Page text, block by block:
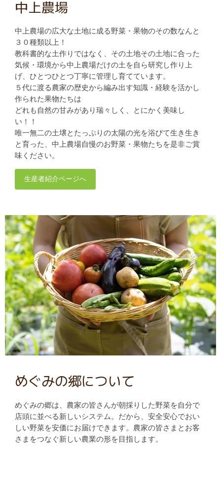
中上農場
中上農場の広大な土地に成る野菜・果物のその数なんと
３０種類以上！
教科書的な土作りではなく、その土地その土地に合った
気候・環境から中上農場だけの土を自ら研究し作り上
げ、ひとつひとつ丁寧に管理し育てています。
５代に渡る農家の歴史から編み出す知識・経験を活かし
作られた果物たちは
どれも自然の甘みがあり瑞々しく、とにかく美味し
い！！
唯一無二の土壌とたっぷりの太陽の光を浴びて生き生き
と育った、中上農場自慢のお野菜・果物たちを是非ご賞
味ください。
生産者紹介ページへ
めぐみの郷について
めぐみの郷は、農家の皆さんが朝採りした野菜を自分で
店頭に並べる新しいシステム。だから、安全安心でおい
しい野菜を安価にお届けできます。農家の皆さまとお客
さまをつなぐ新しい農業の形を目指します。